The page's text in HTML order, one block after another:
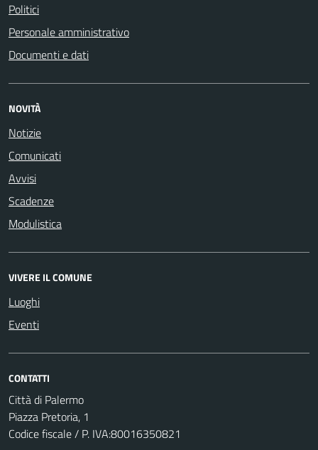
Politici
Personale amministrativo
Documenti e dati
NOVITÀ
Notizie
Comunicati
Avvisi
Scadenze
Modulistica
VIVERE IL COMUNE
Luoghi
Eventi
CONTATTI
Città di Palermo
Piazza Pretoria, 1
Codice fiscale / P. IVA:80016350821